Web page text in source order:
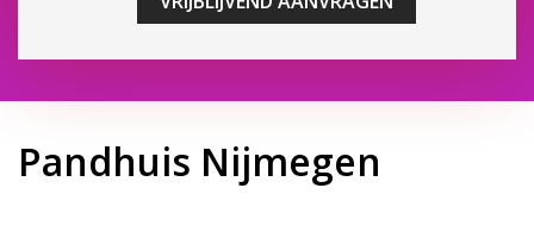
Pandhuis Nijmegen